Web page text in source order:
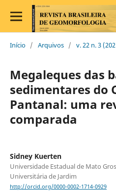
Início / Arquivos / v. 22 n. 3
Megaleques das
sedimentares do
Pantanal: uma
comparada
Sidney Kuerten
Universidade Estadual de Mato
Universitária de Jardim
http://orcid.org/0000-0002-1714-0929